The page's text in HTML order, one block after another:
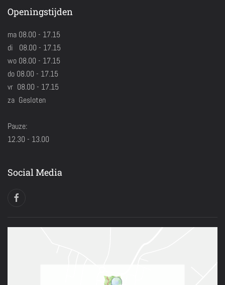
Openingstijden
ma 08.00 - 17.15
di 08.00 - 17.15
wo 08.00 - 17.15
do 08.00 - 17.15
vr 08.00 - 17.15
za Gesloten
Pauze:
12.30 - 13.00
Social Media